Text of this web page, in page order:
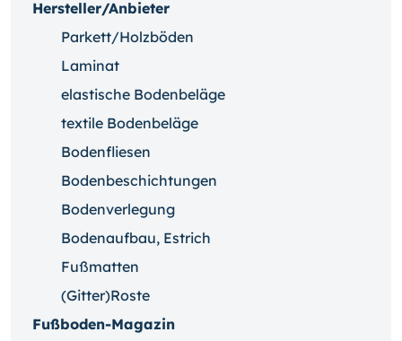
Hersteller/Anbieter
Parkett/Holzböden
Laminat
elastische Bodenbeläge
textile Bodenbeläge
Bodenfliesen
Bodenbeschichtungen
Bodenverlegung
Bodenaufbau, Estrich
Fußmatten
(Gitter)Roste
Fußboden-Magazin